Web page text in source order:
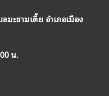
มะขามเตี้ย อำเภอเมือง
น.